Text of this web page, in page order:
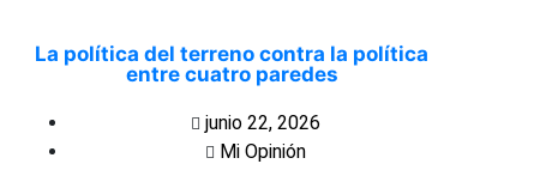
La política del terreno contra la política
entre cuatro paredes
junio 22, 2026
Mi Opinión